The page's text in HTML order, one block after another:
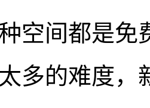
空间都是免
多的难度，